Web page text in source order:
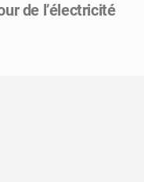
de l’électricité